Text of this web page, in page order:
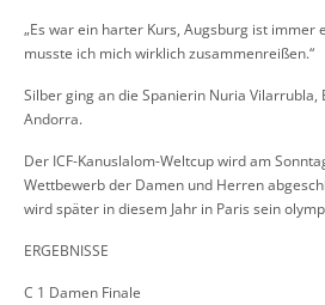
„Es war ein harter Kurs, Augsburg ist immer
musste ich mich wirklich zusammenreißen.“
Silber ging an die Spanierin Nuria Vilarrubla,
Andorra.
Der ICF-Kanuslalom-Weltcup wird am
Wettbewerb der Damen und Herren
wird später in diesem Jahr in Paris sein
ERGEBNISSE
C 1 Damen Finale